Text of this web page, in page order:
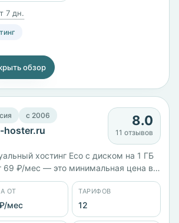
7 дн.
обзор
c 2006
hoster.ru
8.0
11 отзывов
хостинг Eco с диском на 1 ГБ
69 ₽/мес — это минимальная цена в
VDS идут ступенями: 1 ГБ памяти
₽/мес, 4 ГБ за 799 ₽/мес, 8 ГБ с 4
и диском на 80 ГБ за 1549 ₽/мес.
в России, панели cPanel и
ОТ
мес
ТАРИФОВ
12